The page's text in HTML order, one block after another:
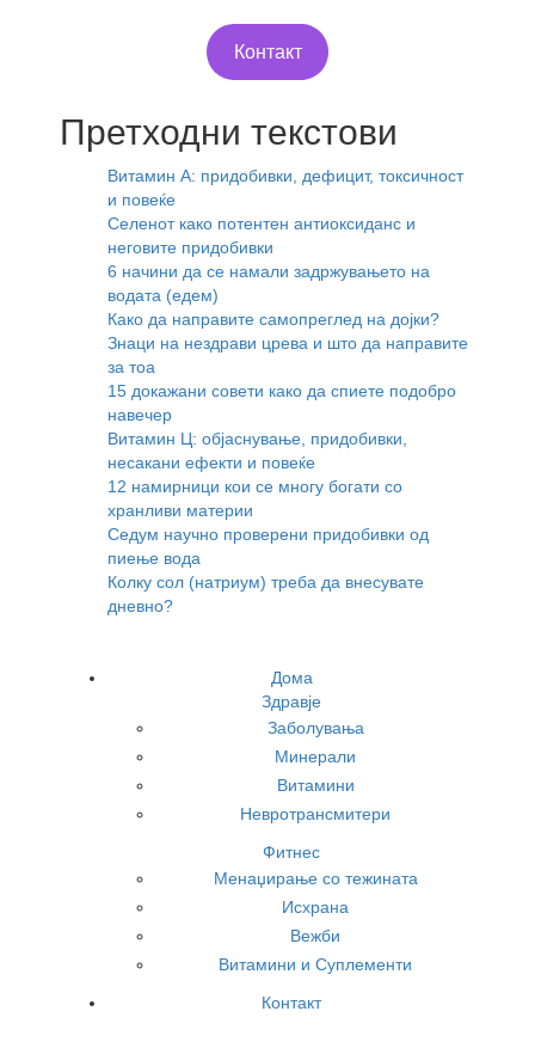
Контакт
Претходни текстови
Витамин А: придобивки, дефицит, токсичност
и повеќе
Селенот како потентен антиоксиданс и
неговите придобивки
6 начини да се намали задржувањето на
водата (едем)
Како да направите самопреглед на дојки?
Знаци на нездрави црева и што да направите
за тоа
15 докажани совети како да спиете подобро
навечер
Витамин Ц: објаснување, придобивки,
несакани ефекти и повеќе
12 намирници кои се многу богати со
хранливи материи
Седум научно проверени придобивки од
пиење вода
Колку сол (натриум) треба да внесувате
дневно?
Дома
Здравје
Заболувања
Минерали
Витамини
Невротрансмитери
Фитнес
Менаџирање со тежината
Исхрана
Вежби
Витамини и Суплементи
Контакт